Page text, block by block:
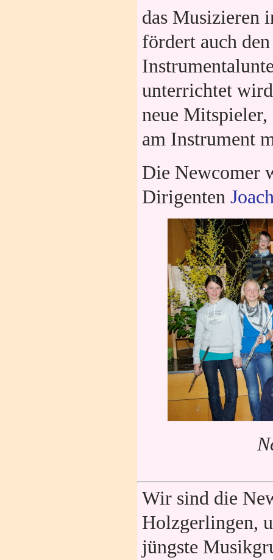
das Musizieren
fördert auch
unterrichtet
neue
am Instrument
Die Newcomer
Dirigenten
Wir sind die
Holzgerlingen,
jüngste